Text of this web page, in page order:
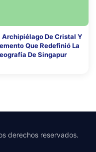
Archipiélago De Cristal Y
Que Redefinió La
De Singapur
derechos reservados.